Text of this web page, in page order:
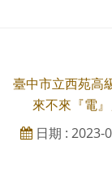
臺中市立西苑高
來不來『電
日期 : 2023-